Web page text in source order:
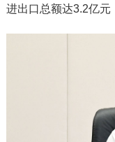
进出口总额达3.2亿元